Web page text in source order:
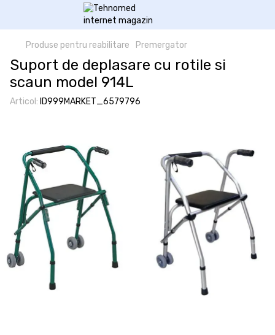
Produse pentru reabilitare Premergator
Suport de deplasare cu rotile si
scaun model 914L
Articol: ID999MARKET_6579796